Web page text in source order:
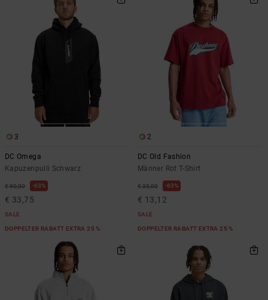
3
DC Omega
Kapuzenpulli Schwarz
€ 90,00 63%
€ 33,75
SALE
DOPPELTER RABATT EXTRA 25 %
2
DC Old Fashion
Männer Rot T-Shirt
€ 35,00 63%
€ 13,12
SALE
DOPPELTER RABATT EXTRA 25 %